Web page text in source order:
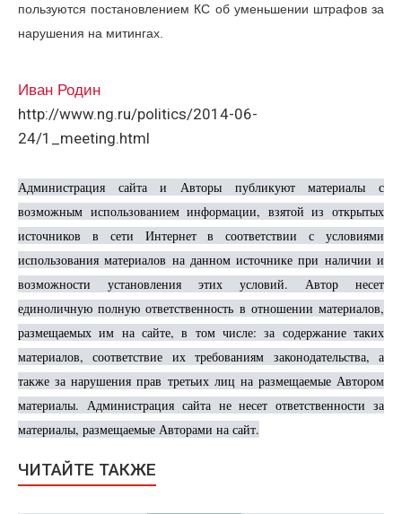
пользуются постановлением КС об уменьшении штрафов за
нарушения на митингах.
Иван Родин
http://www.ng.ru/politics/2014-06-
24/1_meeting.html
Администрация сайта и Авторы публикуют материалы с
возможным использованием информации, взятой из открытых
источников в сети Интернет в соответствии с условиями
использования материалов на данном источнике при наличии и
возможности установления этих условий. Автор несет
единоличную полную ответственность в отношении материалов,
размещаемых им на сайте, в том числе: за содержание таких
материалов, соответствие их требованиям законодательства, а
также за нарушения прав третьих лиц на размещаемые Автором
материалы. Администрация сайта не несет ответственности за
материалы, размещаемые Авторами на сайт.
ЧИТАЙТЕ ТАКЖЕ